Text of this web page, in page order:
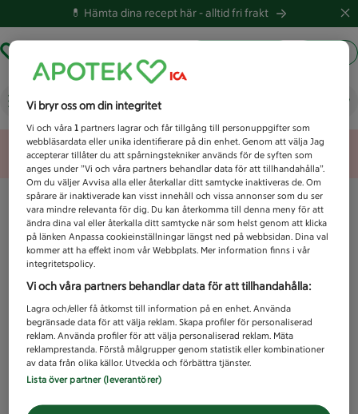
💊 Hämta dina recept här -alltid fri frakt
Vad letar du efter idag?
Unknown error
Vi bryr oss om din integritet
Vi och våra1 partners lagrar och får tillgång till personuppgifter som
webbläsardata eller unika identifierare på din enhet. Genom att välja Jag
accepterar tillåter du att spårningstekniker används för de syften som
anges under ”Vi och våra partners behandlar data för att tillhandahålla”.
Om du väljer Avvisa alla eller återkallar ditt samtycke inaktiveras de. Om
spårare är inaktiverade kan visst innehåll och vissa annonser som du ser
vara mindre relevanta för dig. Du kan återkomma till denna meny för att
ändra dina val eller återkalla ditt samtycke när som helst genom att klicka
på länken Anpassa cookieinställningar längst ned på webbsidan. Dina val
kommer att ha effekt inom vår Webbplats. Mer information finns i vår
integritetspolicy.
Vi och våra partners behandlar data för att tillhandahålla:
Lagra och/eller få åtkomst till information på en enhet. Använda
begränsade data för att välja reklam. Skapa profiler för personaliserad
reklam. Använda profiler för att välja personaliserad reklam. Mäta
reklamprestanda. Förstå målgrupper genom statistik eller kombinationer
av data från olika källor. Utveckla och förbättra tjänster.
Lista över partner (leverantörer)